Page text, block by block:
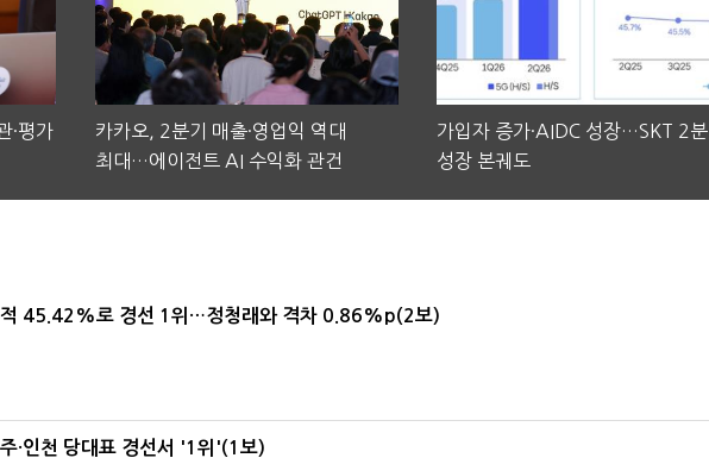
·평가
카카오, 2분기 매출·영업익 역대
최대…에이전트 AI 수익화 관건
가입자 증가·AIDC 성장…SKT 2
성장 본궤도
적 45.42%로 경선 1위…정청래와 격차 0.86%p(2보)
·인천 당대표 경선서 '1위'(1보)